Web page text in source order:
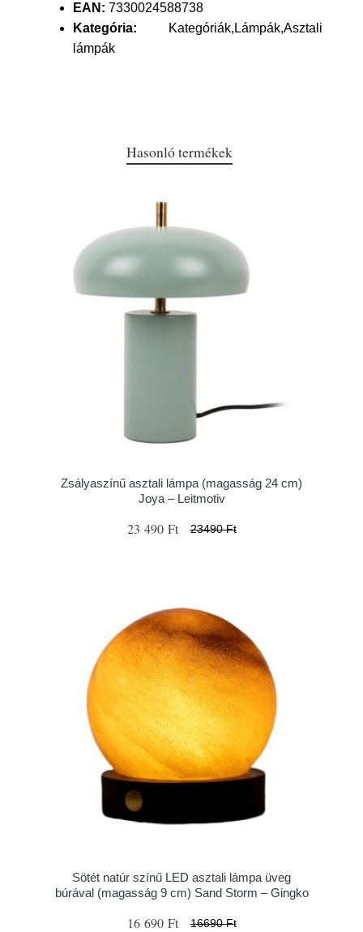
EAN: 7330024588738
Kategória: Kategóriák,Lámpák,Asztali
lámpák
Hasonló termékek
Zsályaszínű asztali lámpa (magasság 24 cm)
Joya – Leitmotiv
23 490 Ft 23490 Ft
Sötét natúr színű LED asztali lámpa üveg
búrával (magasság 9 cm) Sand Storm – Gingko
16 690 Ft 16690 Ft